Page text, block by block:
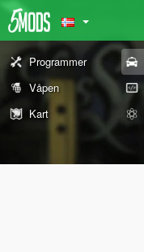
Programmer
Våpen
Kart